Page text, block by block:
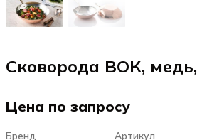
Сковорода ВОК, медь,
Цена по запросу
Бренд Артикул